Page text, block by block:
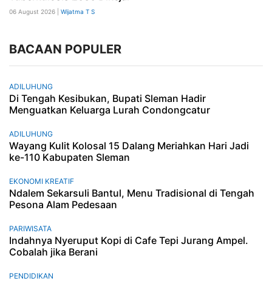
06 August 2026 | Wijatma T S
BACAAN POPULER
ADILUHUNG
Di Tengah Kesibukan, Bupati Sleman Hadir
Menguatkan Keluarga Lurah Condongcatur
ADILUHUNG
Wayang Kulit Kolosal 15 Dalang Meriahkan Hari Jadi
ke-110 Kabupaten Sleman
EKONOMI KREATIF
Ndalem Sekarsuli Bantul, Menu Tradisional di Tengah
Pesona Alam Pedesaan
PARIWISATA
Indahnya Nyeruput Kopi di Cafe Tepi Jurang Ampel.
Cobalah jika Berani
PENDIDIKAN